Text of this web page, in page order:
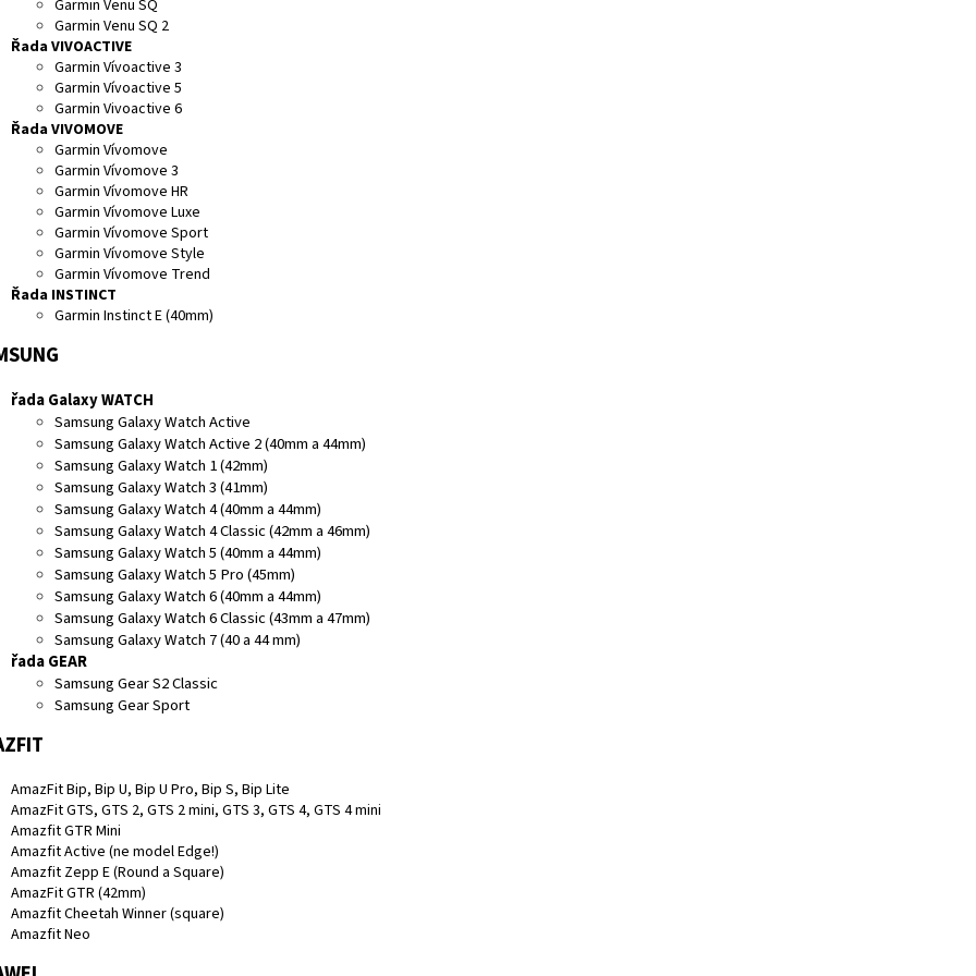
Garmin Venu SQ
Garmin Venu SQ 2
Řada VIVOACTIVE
Garmin Vívoactive 3
Garmin Vívoactive 5
Garmin Vivoactive 6
Řada VIVOMOVE
Garmin Vívomove
Garmin Vívomove 3
Garmin Vívomove HR
Garmin Vívomove Luxe
Garmin Vívomove Sport
Garmin Vívomove Style
Garmin Vívomove Trend
Řada INSTINCT
Garmin Instinct E (40mm)
řada Galaxy WATCH
Samsung Galaxy Watch Active
Samsung Galaxy Watch Active 2 (40mm a 44mm)
Samsung Galaxy Watch 1 (42mm)
Samsung Galaxy Watch 3 (41mm)
Samsung Galaxy Watch 4 (40mm a 44mm)
Samsung Galaxy Watch 4 Classic (42mm a 46mm)
Samsung Galaxy Watch 5 (40mm a 44mm)
Samsung Galaxy Watch 5 Pro (45mm)
Samsung Galaxy Watch 6 (40mm a 44mm)
Samsung Galaxy Watch 6 Classic (43mm a 47mm)
Samsung Galaxy Watch 7 (40 a 44 mm)
řada GEAR
Samsung Gear S2 Classic
Samsung Gear Sport
AmazFit Bip, Bip U, Bip U Pro, Bip S, Bip Lite
AmazFit GTS, GTS 2, GTS 2 mini, GTS 3, GTS 4, GTS 4 mini
Amazfit GTR Mini
Amazfit Active (ne model Edge!)
Amazfit Zepp E (Round a Square)
AmazFit GTR (42mm)
Amazfit Cheetah Winner (square)
Amazfit Neo